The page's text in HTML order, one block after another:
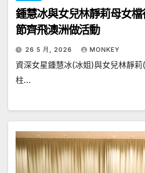
鍾慧冰與女兒林靜莉母女
節齊飛澳洲做活動
26 5 月, 2026 MONKEY
資深女星鍾慧冰(冰姐)與女兒林靜
柱…